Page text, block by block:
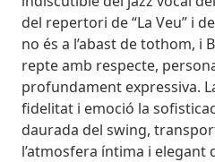
del repertori de “La Veu” i
no és a l’abast de tothom, i
repte amb respecte,
profundament expressiva.
fidelitat i emoció la
daurada del swing,
l’atmosfera íntima i elegant